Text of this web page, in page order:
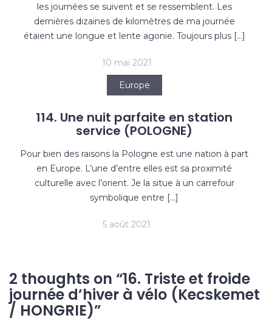
les journées se suivent et se ressemblent. Les
dernières dizaines de kilomètres de ma journée
étaient une longue et lente agonie. Toujours plus […]
10 mai 2021
Europe
114. Une nuit parfaite en station
service (POLOGNE)
Pour bien des raisons la Pologne est une nation à part
en Europe. L’une d’entre elles est sa proximité
culturelle avec l’orient. Je la situe à un carrefour
symbolique entre […]
5 août 2021
2 thoughts on “16. Triste et froide
journée d’hiver à vélo (Kecskemet
/ HONGRIE)”